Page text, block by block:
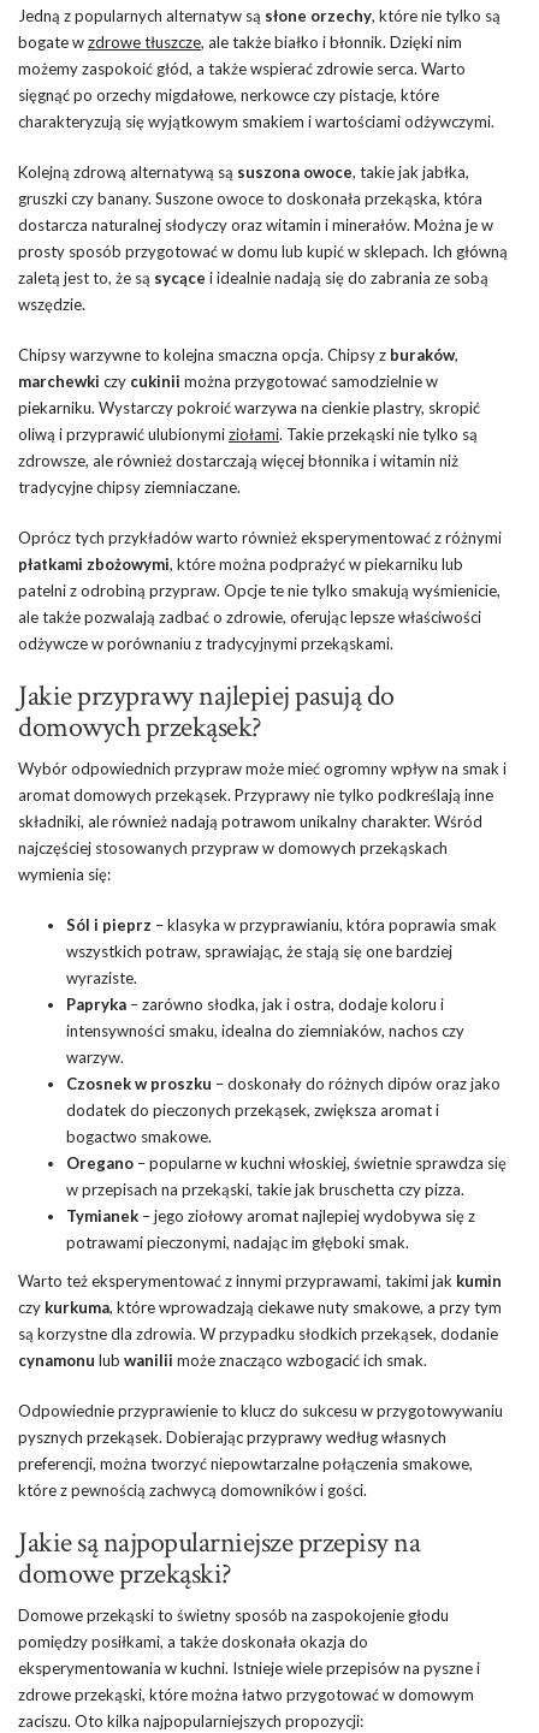
Jedną z popularnych alternatyw są słone orzechy, które nie tylko są
bogate wzdrowe tłuszcze, ale także białko i błonnik. Dzięki nim
możemy zaspokoić głód, a także wspierać zdrowie serca. Warto
sięgnąć po orzechy migdałowe, nerkowce czy pistacje, które
charakteryzują się wyjątkowym smakiem i wartościami odżywczymi.
Kolejną zdrową alternatywą są suszona owoce, takie jak jabłka,
gruszki czy banany. Suszone owoce to doskonała przekąska, która
dostarcza naturalnej słodyczy oraz witamin i minerałów. Można je w
prosty sposób przygotować w domu lub kupić w sklepach. Ich główną
zaletą jest to, że są sycące i idealnie nadają się do zabrania ze sobą
wszędzie.
Chipsy warzywne to kolejna smaczna opcja. Chipsy z buraków,
marchewki czy cukinii można przygotować samodzielnie w
piekarniku. Wystarczy pokroić warzywa na cienkie plastry, skropić
oliwą i przyprawić ulubionymiziołami. Takie przekąski nie tylko są
zdrowsze, ale również dostarczają więcej błonnika i witamin niż
tradycyjne chipsy ziemniaczane.
Oprócz tych przykładów warto również eksperymentować z różnymi
płatkami zbożowymi, które można podprażyć w piekarniku lub
patelni z odrobiną przypraw. Opcje te nie tylko smakują wyśmienicie,
ale także pozwalają zadbać o zdrowie, oferując lepsze właściwości
odżywcze w porównaniu z tradycyjnymi przekąskami.
Jakie przyprawy najlepiej pasują do
domowych przekąsek?
Wybór odpowiednich przypraw może mieć ogromny wpływ na smak i
aromat domowych przekąsek. Przyprawy nie tylko podkreślają inne
składniki, ale również nadają potrawom unikalny charakter. Wśród
najczęściej stosowanych przypraw w domowych przekąskach
wymienia się:
Sól i pieprz – klasyka w przyprawianiu, która poprawia smak
wszystkich potraw, sprawiając, że stają się one bardziej
wyraziste.
Papryka – zarówno słodka, jak i ostra, dodaje koloru i
intensywności smaku, idealna do ziemniaków, nachos czy
warzyw.
Czosnek w proszku – doskonały do różnych dipów oraz jako
dodatek do pieczonych przekąsek, zwiększa aromat i
bogactwo smakowe.
Oregano – popularne w kuchni włoskiej, świetnie sprawdza się
w przepisach na przekąski, takie jak bruschetta czy pizza.
Tymianek – jego ziołowy aromat najlepiej wydobywa się z
potrawami pieczonymi, nadając im głęboki smak.
Warto też eksperymentować z innymi przyprawami, takimi jak kumin
czy kurkuma, które wprowadzają ciekawe nuty smakowe, a przy tym
są korzystne dla zdrowia. W przypadku słodkich przekąsek, dodanie
cynamonu lub wanilii może znacząco wzbogacić ich smak.
Odpowiednie przyprawienie to klucz do sukcesu w przygotowywaniu
pysznych przekąsek. Dobierając przyprawy według własnych
preferencji, można tworzyć niepowtarzalne połączenia smakowe,
które z pewnością zachwycą domowników i gości.
Jakie są najpopularniejsze przepisy na
domowe przekąski?
Domowe przekąski to świetny sposób na zaspokojenie głodu
pomiędzy posiłkami, a także doskonała okazja do
eksperymentowania w kuchni. Istnieje wiele przepisów na pyszne i
zdrowe przekąski, które można łatwo przygotować w domowym
zaciszu. Oto kilka najpopularniejszych propozycji: